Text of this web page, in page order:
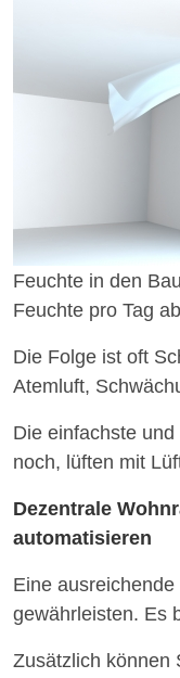
Feuchte in den
Feuchte pro Tag
Die Folge ist oft
Atemluft,
Die einfachste
noch, lüften mit
Dezentrale
automatisieren
Eine
gewährleisten. Es
Zusätzlich können